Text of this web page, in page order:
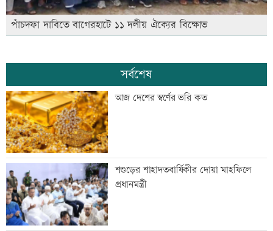
পাঁচদফা দাবিতে বাগেরহাটে ১১ দলীয় ঐক্যের বিক্ষোভ
সর্বশেষ
আজ দেশের স্বর্ণের ভরি কত
শশুড়ের শাহাদতবার্ষিকীর দোয়া মাহফিলে
প্রধানমন্ত্রী